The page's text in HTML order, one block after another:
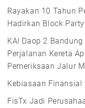
Rayakan 10 Tahun
Hadirkan Block
KAI Daop 2
Perjalanan Kereta
Pemeriksaan Jalur
Kebiasaan
FisTx Jadi